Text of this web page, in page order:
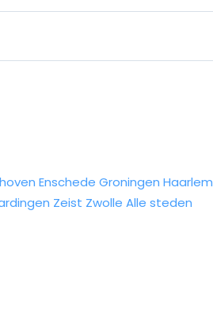
Enschede Groningen Haarlem
Zeist Zwolle Alle steden